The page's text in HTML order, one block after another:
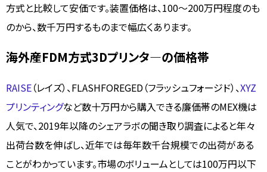
方式と比較して安価です。装置価格は、100～200万円程度のも
のから、数千万円するものまで幅広くあります。
海外産FDM方式3Dプリンタ―の価格帯
RAISE（レイズ）、FLASHFOREGED（フラッシュフォージド）、XYZ
プリンティングなど数十万円から購入できる廉価帯のMEX機は
人気で、2019年以降のシェアラボの聞き取り調査によると年々
出荷台数を伸ばし、近年では毎年数千台規模での出荷がある
ことがわかっています。市場のボリュームとしては100万円以下